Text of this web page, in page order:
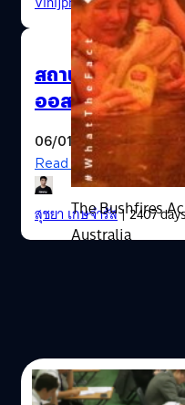
The Bushfires
Australia
สถานการณ์ล่าสุด
ออสเตรเลีย เลว
06/01/2020
Read More
สุชยา เกษจำรัส| 2407
03/04/2019